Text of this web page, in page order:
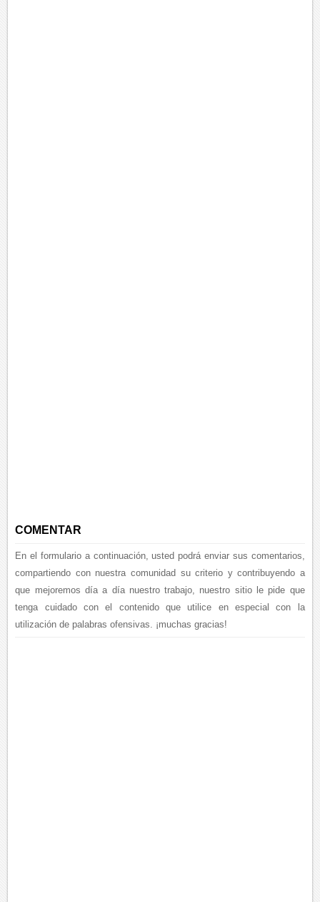
COMENTAR
En el formulario a continuación, usted podrá enviar sus comentarios,
compartiendo con nuestra comunidad su criterio y contribuyendo a
que mejoremos día a día nuestro trabajo, nuestro sitio le pide que
tenga cuidado con el contenido que utilice en especial con la
utilización de palabras ofensivas. ¡muchas gracias!